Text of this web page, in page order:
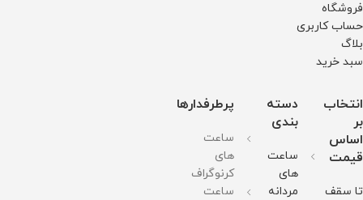
فروشگاه
حساب کاربری
بلاگ
سبد خرید
انتخاب
بر
اساس
قیمت
تا سقف
دسته
بندی
ساعت
های
مردانه
پرطرفدارها
ساعت
های
کرنوگراف
ساعت